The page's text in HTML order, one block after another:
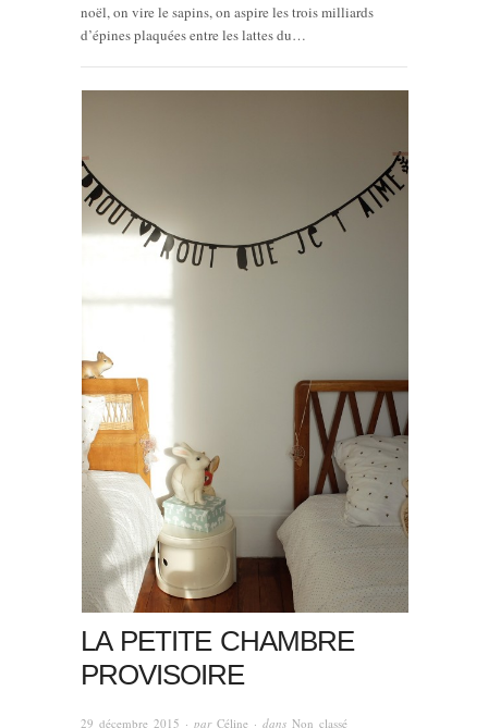
noël, on vire le sapins, on aspire les trois milliards
d’épines plaquées entre les lattes du…
LA PETITE CHAMBRE
PROVISOIRE
29 décembre 2015 · par Céline · dans Non classé